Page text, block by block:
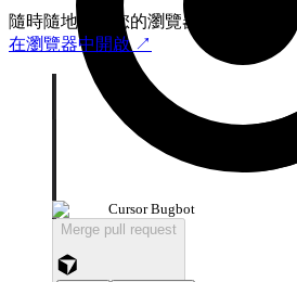
Cursor Bugbot
Merge pull request
隨時隨地透過您的瀏覽器或手機啟動
在瀏覽器中開啟↗